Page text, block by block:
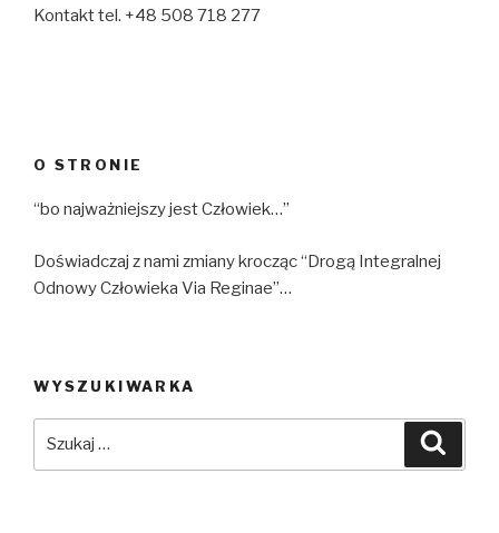
Kontakt tel. +48 508 718 277
O STRONIE
“bo najważniejszy jest Człowiek…”
Doświadczaj z nami zmiany krocząc “Drogą Integralnej
Odnowy Człowieka Via Reginae”…
WYSZUKIWARKA